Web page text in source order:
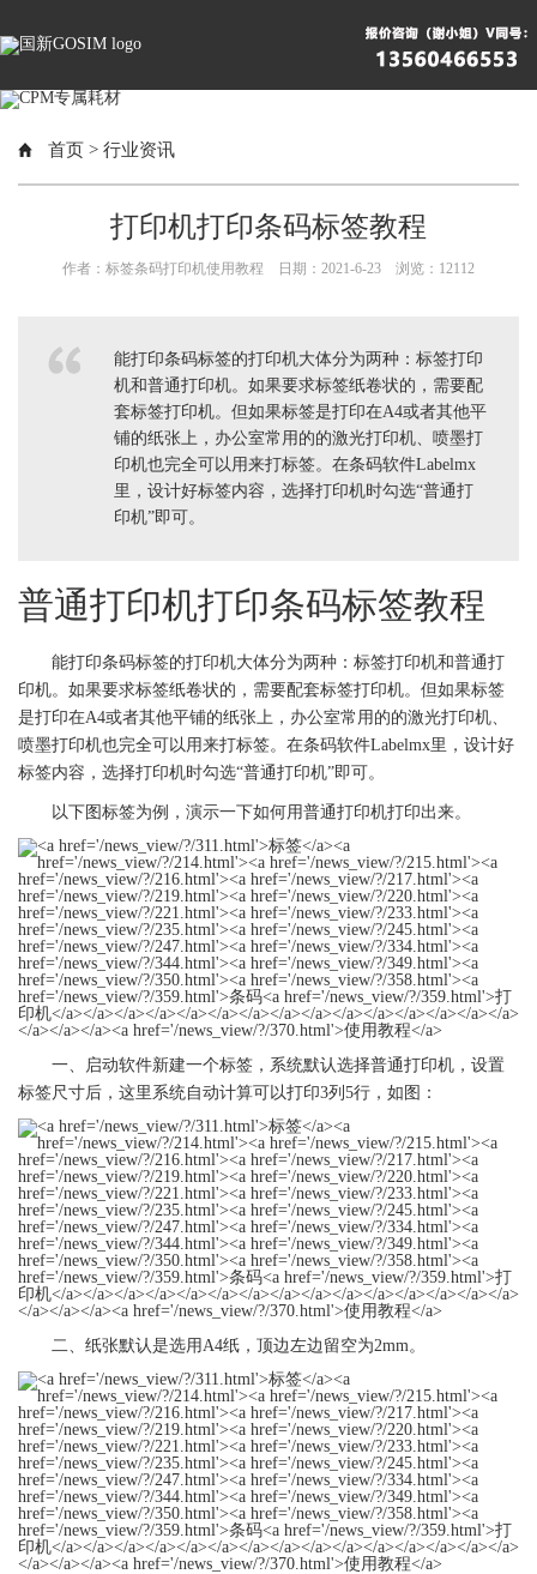
首页 > 行业资讯
打印机打印条码标签教程
作者：标签条码打印机使用教程 日期：2021-6-23 浏览： 12112
能打印条码标签的打印机大体分为两种：标签打印
机和普通打印机。如果要求标签纸卷状的，需要配
套标签打印机。但如果标签是打印在A4或者其他平
铺的纸张上，办公室常用的的激光打印机、喷墨打
印机也完全可以用来打标签。在条码软件Labelmx
里，设计好标签内容，选择打印机时勾选“普通打
印机”即可。
普通打印机打印条码标签教程
能打印条码标签的打印机大体分为两种： 标签打印机和普通打
印机。如果要求标签纸卷状的，需要配套标签打印机。但如果标签
是打印在A4或者其他平铺的纸张上，办公室常用的的激光打印机、
喷墨打印机也完全可以用来打标签。在条码软件Labelmx里，设计好
标签内容，选择打印机时勾选“普通打印机”即可。
以下图 标签为例，演示一下如何用普通打印机打印出来。
一、启动软件新建一个标签 ，系统默认选择普通打印机 ，设置
标签尺寸后，这里系统自动计算可以打印3列5行，如图：
二、纸张默认是选用A4纸，顶边左边留空为2mm。